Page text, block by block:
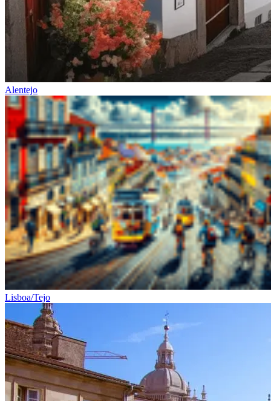
Costa da Prata: Porto a Coimbra biketour
Tour pelo Minho de Bicicleta - Top Bike Tours
7 Dias|2/5
Alentejo
Lisboa/Tejo